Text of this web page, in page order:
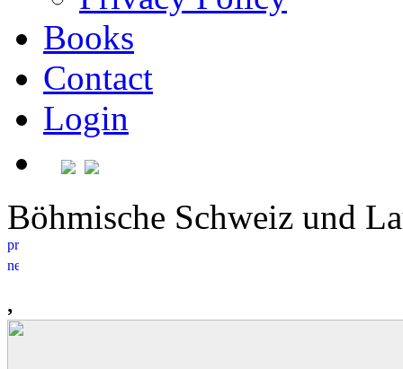
Books
Contact
Login
Böhmische Schweiz und